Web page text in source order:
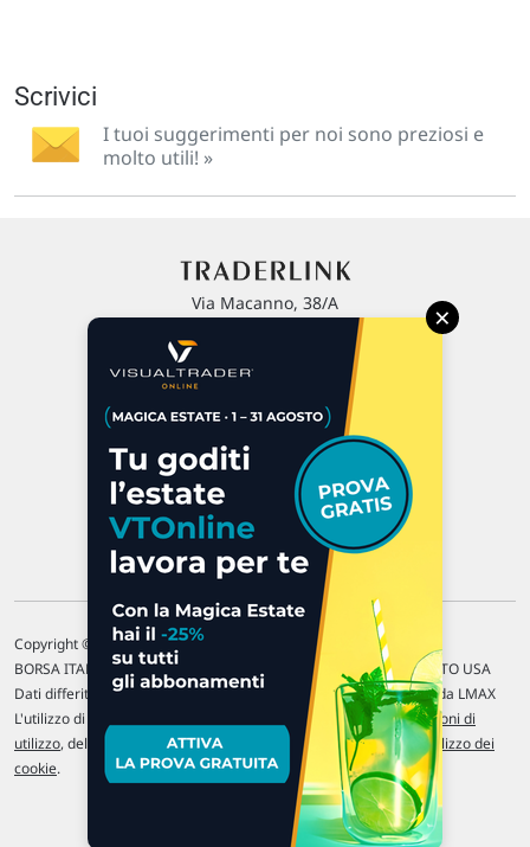
Scrivici
I tuoi suggerimenti per noi sono preziosi e
molto utili! »
Via Macanno, 38/A
P.IVA 02 452 460 401
Chi siamo
Commenti e segnalazioni
Contattaci
Copyright © 1996-2026 Traderlink Italia s.r.l.
BORSA ITALIANA Quotazioni di borsa differite di 15 min. / MERCATO USA
Dati differiti di 15 min. (fonte Intrinio) / FOREX Quotazioni fornite da LMAX
L'utilizzo di questo sito implica l'accettazione delle nostre Condizioni di
utilizzo, del Disclaimer MAR, delle Politiche sulla privacye dell' Utilizzo dei
cookie.
×